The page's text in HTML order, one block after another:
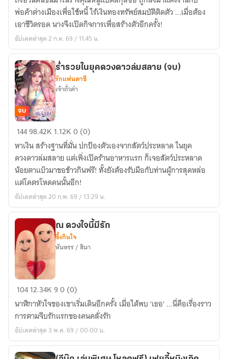
เถ้า
แก่
เนี้ย
ขาย
ชา
童
韵
(มี
E-
book)
พ่อค้าต่างเมืองเพื่อใช้หนี้ ไร้เงินทองทรัพย์สมบัติติดตัว ...เมื่อต้อง
เอาชีวิตรอด นางจึงเปิดกิจการเพื่อสร้างตัวอีกครั้ง!
อัปเดตล่าสุด 2 ก.ค. 69 / 11:45 น.
ร่ำรวย
ยุค
ดวงดาว
ล่ม
สลาย
(จบ)
จบ
ร่ำรวยในยุคดวงดาวล่มสลาย (จบ)
รักแฟนตาซี
เจ้าถั่วดำ
14498.42K 1.12K0 (0)
หาเงิน สร้างฐานที่มั่น ปกป้องตัวเองจากสัตว์ประหลาด ในยุค
ดวงดาวล่มสลาย แต่เพิ่งเปิดร้านอาหารแรก ก็เจอสัตว์ประหลาด
น้อยตาแป๋วมาขอข้าวกินฟรี! ทั้งยังต้องรับมือกับท่านผู้การสุดหล่อ
แต่โคตรโหดคนนั้นอีก!
อัปเดตล่าสุด 20 ก.พ. 69 / 13:29 น.
ณ
ดวงใจ
นี้
มี
รัก
ณ ดวงใจนี้มีรัก
ซึ้งกินใจ
หันหรร / สินา
10412.34K90 (0)
นาฬิกาหัวใจของเขาเริ่มเดินอีกครั้ง เมื่อได้พบ 'เธอ' ...นี่คือเรื่องราว
การตามจีบรักแรกของคนคลั่งรัก
อัปเดตล่าสุด 3 พ.ค. 69 / 00:00 น.